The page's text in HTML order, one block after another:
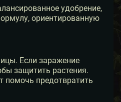
удобрение,
ориентированную
Если заражение
защитить растения.
помочь предотвратить